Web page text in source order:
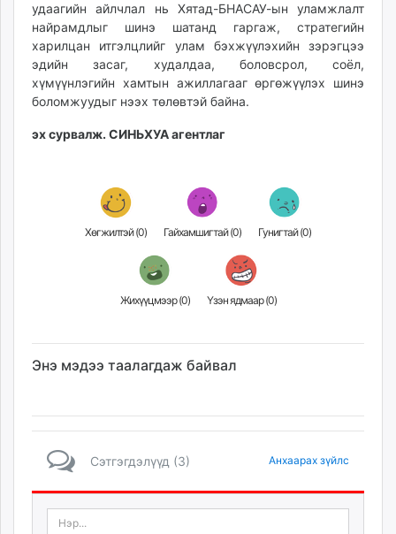
удаагийн айлчлал нь Хятад-БНАСАУ-ын уламжлалт
найрамдлыг шинэ шатанд гаргаж, стратегийн
харилцан итгэлцлийг улам бэхжүүлэхийн зэрэгцээ
эдийн засаг, худалдаа, боловсрол, соёл,
хүмүүнлэгийн хамтын ажиллагааг өргөжүүлэх шинэ
боломжуудыг нээх төлөвтэй байна.
эх сурвалж. СИНЬХУА агентлаг
Хөгжилтэй (0) Гайхамшигтай (0) Гунигтай (0)
Жихүүцмээр (0) Үзэн ядмаар (0)
Энэ мэдээ таалагдаж байвал
Сэтгэгдэлүүд (3) Анхаарах зүйлс